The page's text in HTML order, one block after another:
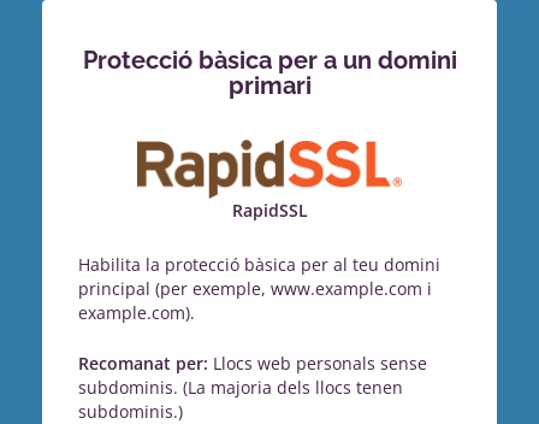
Protecció bàsica per a un domini
primari
RapidSSL
Habilita la protecció bàsica per al teu domini
principal (per exemple, www.example.com i
example.com).
Recomanat per: Llocs web personals sense
subdominis. (La majoria dels llocs tenen
subdominis.)